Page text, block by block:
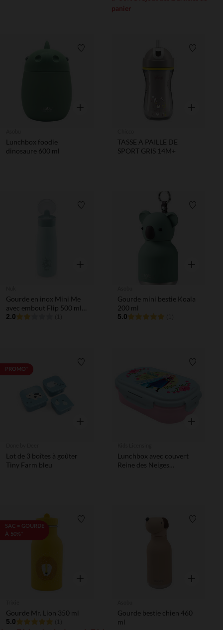
panier
Aperçu rapide
Lunchbox foodie
dinosaure 600 ml
Aperçu
TASSE A PAILLE DE
SPORT GRIS 14M+
Aperçu rapide
Gourde en inox Mini Me
avec embout Flip 500 ml
vert
2.0
Aperçu
Gourde mini bestie Koala
200 ml
5.0
PROMO* Liste de souhaits
Aperçu rapide
Lot de 3 boîtes à goûter
Tiny Farm bleu
Aperçu
Lunchbox avec couvert
Reine des Neiges
SAC = GOURDE
À 50%*
Aperçu rapide
Gourde Mr. Lion 350 ml
5.0
Aperçu
Gourde bestie chien 460
ml